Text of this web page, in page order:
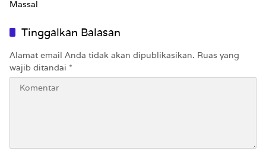
Massal
Tinggalkan Balasan
Alamat email Anda tidak akan dipublikasikan. Ruas yang
wajib ditandai *